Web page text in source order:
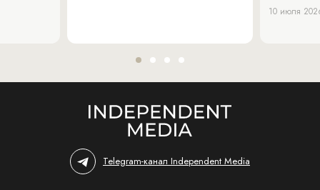
10 июля
Telegram-канал Independent Media